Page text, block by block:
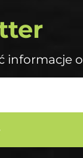
informacje